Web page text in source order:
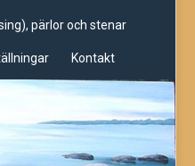
pärlor och stenar
Kontakt